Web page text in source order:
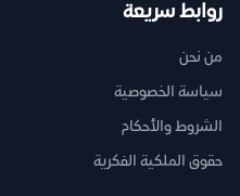
روابط سريعة
من نحن
سياسة الخصوصية
الشروط والأحكام
حقوق الملكية الفكرية